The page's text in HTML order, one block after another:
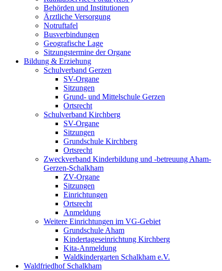
Behörden und Institutionen
Ärztliche Versorgung
Notruftafel
Busverbindungen
Geografische Lage
Sitzungstermine der Organe
Bildung & Erziehung
Schulverband Gerzen
SV-Organe
Sitzungen
Grund- und Mittelschule Gerzen
Ortsrecht
Schulverband Kirchberg
SV-Organe
Sitzungen
Grundschule Kirchberg
Ortsrecht
Zweckverband Kinderbildung und -betreuung Aham-
Gerzen-Schalkham
ZV-Organe
Sitzungen
Einrichtungen
Ortsrecht
Anmeldung
Weitere Einrichtungen im VG-Gebiet
Grundschule Aham
Kindertageseinrichtung Kirchberg
Kita-Anmeldung
Waldkindergarten Schalkham e.V.
Waldfriedhof Schalkham